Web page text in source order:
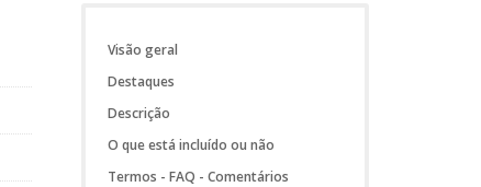
Visão geral
Destaques
Descrição
O que está incluído ou não
Termos - FAQ - Comentários